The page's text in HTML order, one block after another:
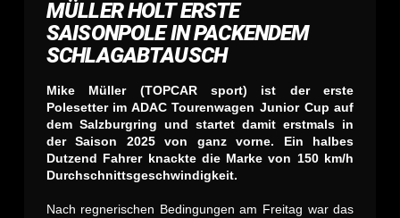
MÜLLER HOLT ERSTE
SAISONPOLE IN PACKENDEM
SCHLAGABTAUSCH
Mike Müller (TOPCAR sport) ist der erste
Polesetter im ADAC Tourenwagen Junior Cup auf
dem Salzburgring und startet damit erstmals in
der Saison 2025 von ganz vorne. Ein halbes
Dutzend Fahrer knackte die Marke von 150 km/h
Durchschnittsgeschwindigkeit.
Nach regnerischen Bedingungen am Freitag war das